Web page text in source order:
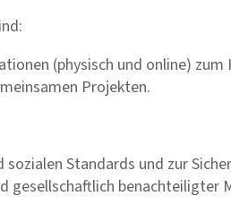
(physisch und online)
Projekten.
Standards und zur
benachteiligter